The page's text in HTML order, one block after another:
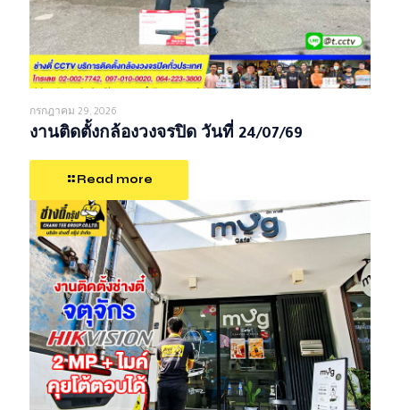
กรกฎาคม 29, 2026
งานติดตั้งกล้องวงจรปิด วันที่ 24/07/69
Read more